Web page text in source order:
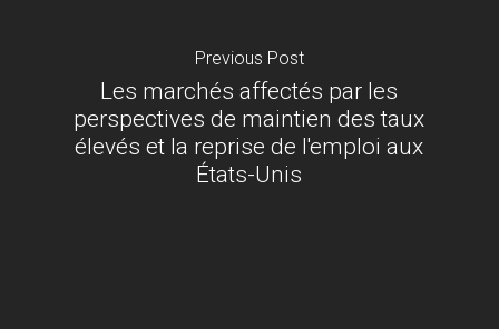
Previous Post
Les marchés affectés par les
perspectives de maintien des taux
élevés et la reprise de l'emploi aux
États-Unis